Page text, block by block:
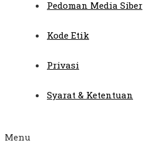
Pedoman Media Siber
Kode Etik
Privasi
Syarat & Ketentuan
Menu